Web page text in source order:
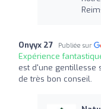
Onyyx 27 Publiée sur
Expérience
est d'une gentillesse
de très bon conseil.